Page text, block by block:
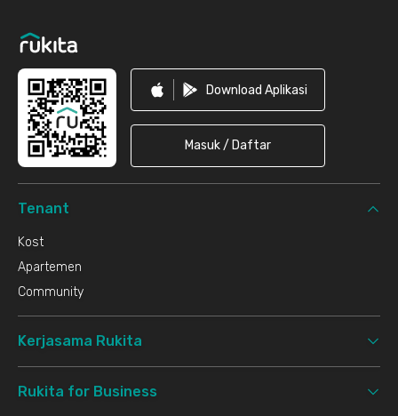
Download Aplikasi
Masuk / Daftar
Tenant
Kost
Apartemen
Community
Kerjasama Rukita
Rukita for Business